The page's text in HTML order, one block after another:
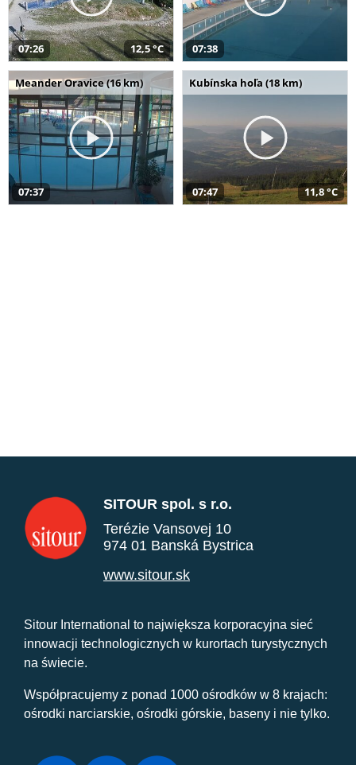
07:26 12,5 °C 07:38
Meander Oravice (16 km)
07:37
Kubínska hoľa (18 km)
07:47 11,8 °C
SITOUR spol. s r.o.
Terézie Vansovej 10
974 01 Banská Bystrica
www.sitour.sk
Sitour International to największa korporacyjna sieć
innowacji technologicznych w kurortach turystycznych
na świecie.
Współpracujemy z ponad 1000 ośrodków w 8 krajach:
ośrodki narciarskie, ośrodki górskie, baseny i nie tylko.